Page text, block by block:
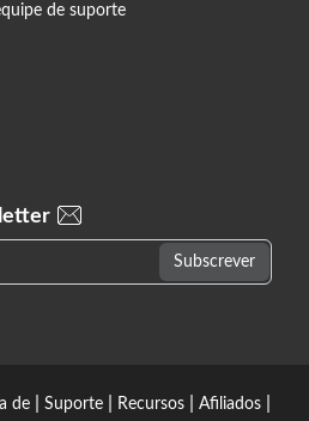
de suporte
de Suporte Recursos Afiliados